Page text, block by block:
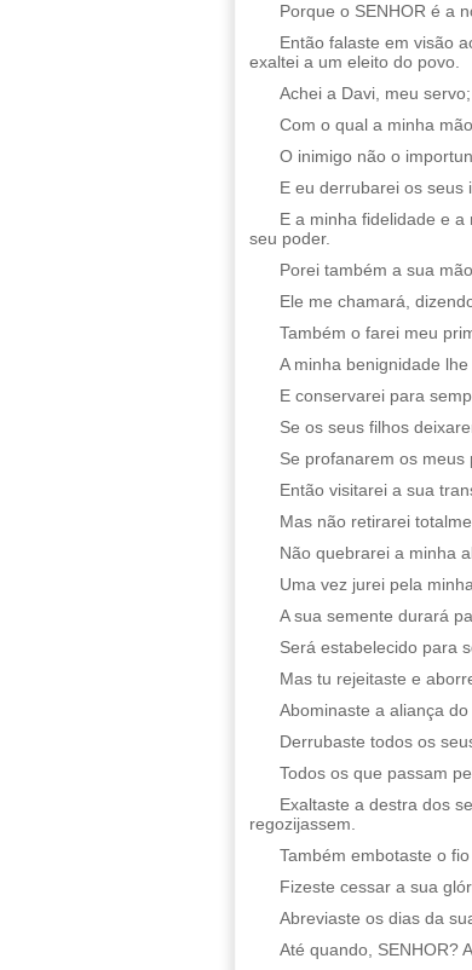
Porque o SENHOR é a
Então falaste em visão
exaltei a um eleito do povo.
Achei a Davi, meu
Com o qual a minha
O inimigo não o
E eu derrubarei os seus
E a minha fidelidade e
seu poder.
Porei também a sua
Ele me chamará,
Também o farei meu
A minha benignidade
E conservarei para
Se os seus filhos
Se profanarem os meus
Então visitarei a sua
Mas não retirarei
Não quebrarei a minha
Uma vez jurei pela
A sua semente durará
Será estabelecido para
Mas tu rejeitaste e
Abominaste a aliança
Derrubaste todos os
Todos os que passam
Exaltaste a destra dos
regozijassem.
Também embotaste o
Fizeste cessar a sua
Abreviaste os dias da
Até quando, SENHOR?